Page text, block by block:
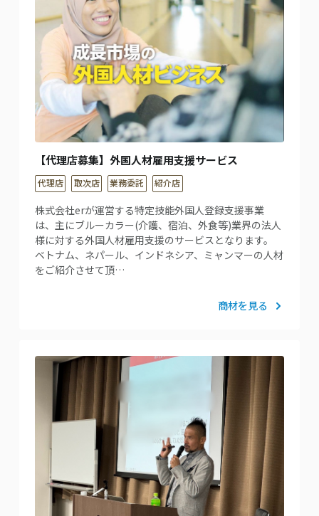
【代理店募集】外国人材雇用支援サービス
代理店 取次店 業務委託 紹介店
株式会社erが運営する特定技能外国人登録支援事業
は、主にブルーカラー(介護、宿泊、外食等)業界の法人
様に対する外国人材雇用支援のサービスとなります。
ベトナム、ネパール、インドネシア、ミャンマーの人材
をご紹介させて頂…
商材を見る